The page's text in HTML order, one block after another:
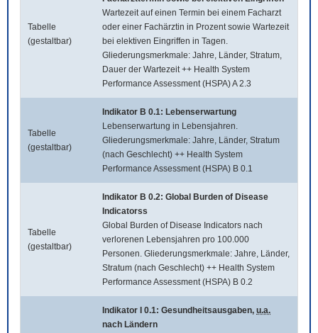
Tabelle
(gestaltbar)
Wartezeit auf einen Termin bei einem Facharzt
oder einer Fachärztin in Prozent sowie Wartezeit
bei elektiven Eingriffen in Tagen.
Gliederungsmerkmale: Jahre, Länder, Stratum,
Dauer der Wartezeit ++ Health System
Performance Assessment (HSPA) A 2.3
Tabelle
(gestaltbar)
Indikator B 0.1: Lebenserwartung
Lebenserwartung in Lebensjahren.
Gliederungsmerkmale: Jahre, Länder, Stratum
(nach Geschlecht) ++ Health System
Performance Assessment (HSPA) B 0.1
Tabelle
(gestaltbar)
Indikator B 0.2: Global Burden of Disease
Indicatorss
Global Burden of Disease Indicators nach
verlorenen Lebensjahren pro 100.000
Personen. Gliederungsmerkmale: Jahre, Länder,
Stratum (nach Geschlecht) ++ Health System
Performance Assessment (HSPA) B 0.2
Indikator I 0.1: Gesundheitsausgaben, u.a.
nach Ländern